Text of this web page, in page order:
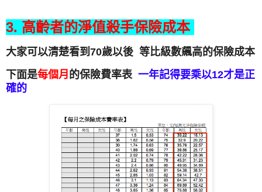
3. 高齡者的淨值殺手保險成本
大家可以清楚看到70歲以後 等比級數飆高的保險成本
下面是每個月 的保險費率表 一年記得要乘以12才是正
確的